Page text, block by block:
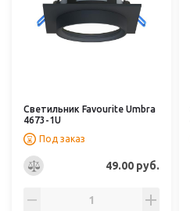
Светильник Favourite Umbra
4673-1U
Под заказ
49.00 руб.